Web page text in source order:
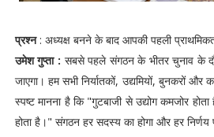
प्रश्न: अध्यक्ष बनने के बाद आपकी पहली
उमेश गुप्ता : सबसे पहले संगठन के भीतर चुनाव के
जाएगा। हम सभी निर्यातकों, उद्यमियों, बुनकरों और
स्पष्ट मानना है कि "गुटबाजी से उद्योग कमजोर
होता है।" संगठन हर सदस्य का होगा और हर निर्णय